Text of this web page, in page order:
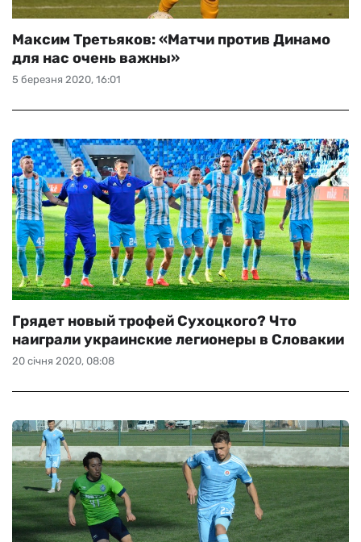
5 березня 2020, 16:01
Максим Третьяков: «Матчи против Динамо
для нас очень важны»
20 січня 2020, 08:08
Грядет новый трофей Сухоцкого? Что
наиграли украинские легионеры в Словакии